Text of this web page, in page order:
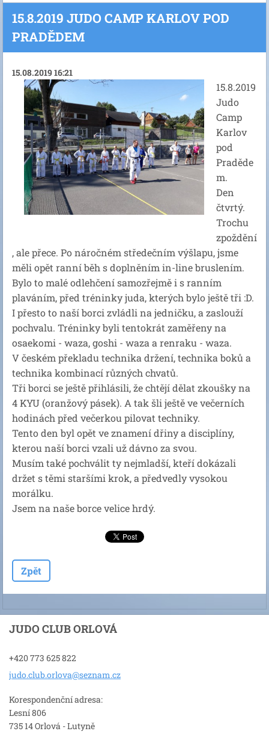
15.8.2019 JUDO CAMP KARLOV POD
PRADĚDEM
15.08.2019 16:21
15.8.2019
Judo
Camp
Karlov
pod
Praděde
m.
Den
čtvrtý.
Trochu
zpoždění
, ale přece. Po náročném středečním výšlapu, jsme
měli opět ranní běh s doplněním in-line bruslením.
Bylo to malé odlehčení samozřejmě i s ranním
plaváním, před tréninky juda, kterých bylo ještě tři :D.
I přesto to naší borci zvládli na jedničku, a zaslouží
pochvalu. Tréninky byli tentokrát zaměřeny na
osaekomi - waza, goshi - waza a renraku - waza.
V českém překladu technika držení, technika boků a
technika kombinací různých chvatů.
Tři borci se ještě přihlásili, že chtějí dělat zkoušky na
4 KYU (oranžový pásek). A tak šli ještě ve večerních
hodinách před večerkou pilovat techniky.
Tento den byl opět ve znamení dřiny a disciplíny,
kterou naší borci vzali už dávno za svou.
Musím také pochválit ty nejmladší, kteří dokázali
držet s těmi staršími krok, a předvedly vysokou
morálku.
Jsem na naše borce velice hrdý.
Zpět
JUDO CLUB ORLOVÁ
+420 773 625 822
judo.club.orlova@seznam.cz
Korespondenční adresa:
Lesní 806
735 14 Orlová - Lutyně